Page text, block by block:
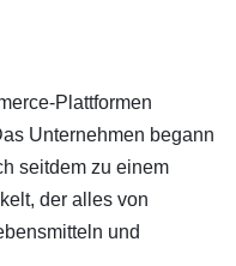
Plattformen
Unternehmen begann
seitdem zu einem
der alles von
und